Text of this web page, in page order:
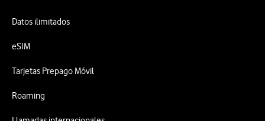
Datos ilimitados
eSIM
Tarjetas Prepago Móvil
Roaming